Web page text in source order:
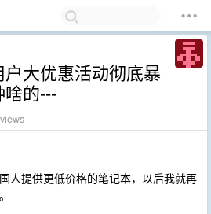
大优惠活动彻底暴
的---
人提供更低价格的笔记本，以后我就再